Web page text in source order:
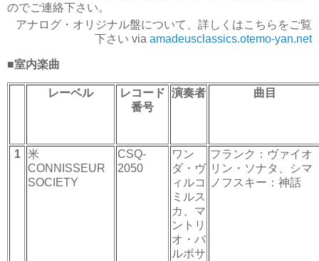
のでご連絡下さい。
アナログ・オリジナル盤について、詳しくはこちらをご覧
下さい via amadeusclassics.otemo-yan.net
■室内楽曲
レーベル
レコード
番号
演奏者 曲目
1
米
CONNISSEUR
SOCIETY
CSQ-
2050
ワン
ダ・ヴ
ィルコ
ミルス
カ、マ
ントリ
オ・バ
ルボサ
フランク：ヴァイオ
リン・ソナタ、シマ
ノフスキー：神話